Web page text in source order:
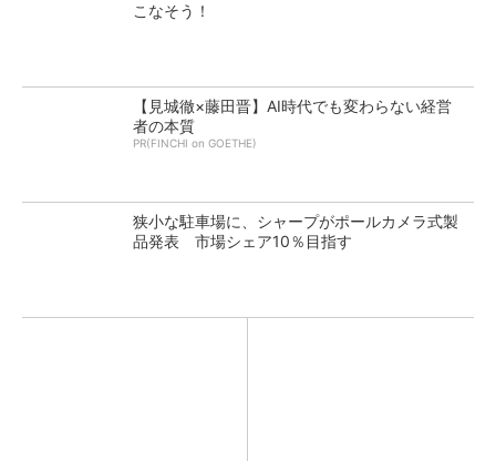
こなそう！
【見城徹×藤田晋】AI時代でも変わらない経営
者の本質
PR(FINCHI on GOETHE)
狭小な駐車場に、シャープがポールカメラ式製
品発表 市場シェア10％目指す